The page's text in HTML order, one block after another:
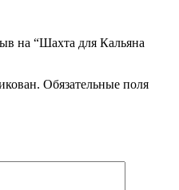
на “Шахта для Кальяна
Обязательные поля